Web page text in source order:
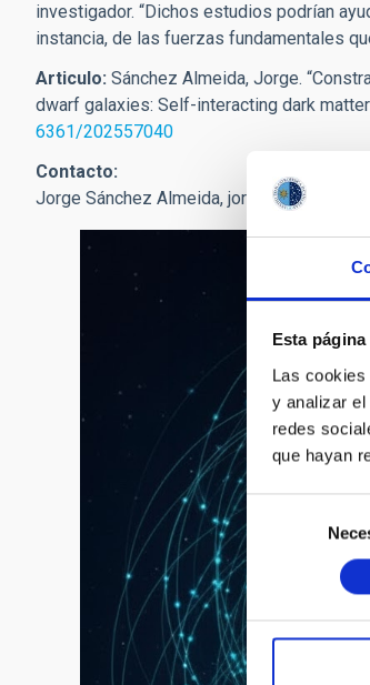
Esta
Las
y analizar
redes
que hayan
de
consentimiento
investigador. “Dichos estudios podrían
instancia, de las fuerzas fundamentales
Articulo: Sánchez Almeida, Jorge.
dwarf galaxies: Self-interacting dark
6361/202557040
Contacto:
Jorge Sánchez Almeida,